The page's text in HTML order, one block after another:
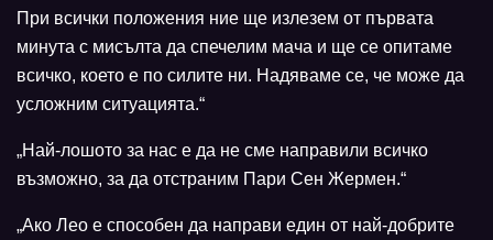
При всички положения ние ще излезем от първата
минута с мисълта да спечелим мача и ще се опитаме
всичко, което е по силите ни. Надяваме се, че може да
усложним ситуацията.“
„Най-лошото за нас е да не сме направили всичко
възможно, за да отстраним Пари Сен Жермен.“
„Ако Лео е способен да направи един от най-добрите